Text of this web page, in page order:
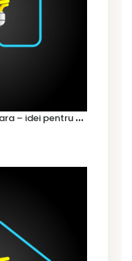
I
luminat exterior casă Timișoara – idei pentru siguranță și confort